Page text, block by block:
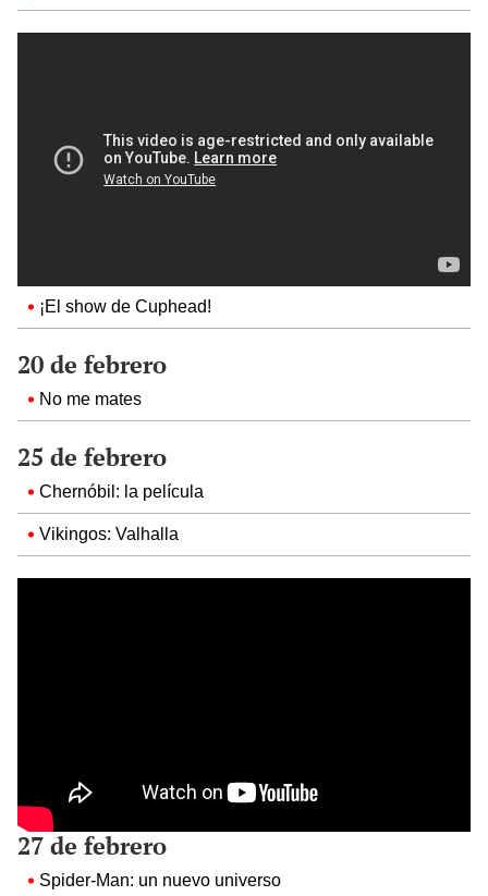
¡El show de Cuphead!
20 de febrero
No me mates
25 de febrero
Chernóbil: la película
Vikingos: Valhalla
27 de febrero
Spider-Man: un nuevo universo